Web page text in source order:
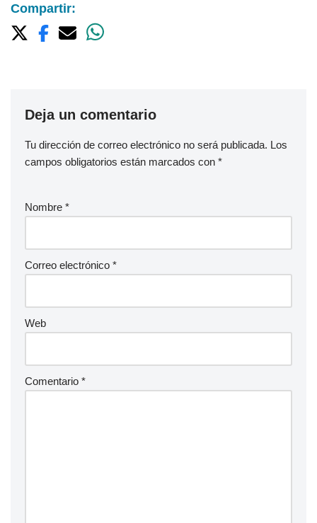
Compartir:
Deja un comentario
Tu dirección de correo electrónico no será publicada. Los
campos obligatorios están marcados con *
Nombre *
Correo electrónico *
Web
Comentario *